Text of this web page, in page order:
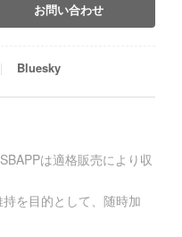
お問い合わせ
Bluesky
は適格販売により収
を目的として、随時加